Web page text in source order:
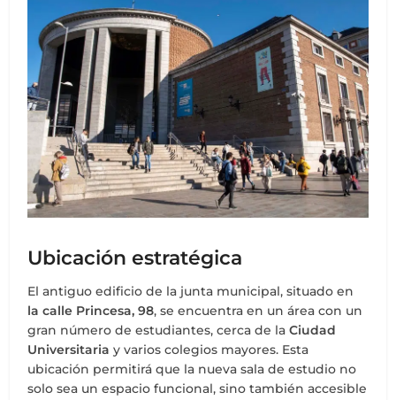
Ubicación estratégica
El antiguo edificio de la junta municipal, situado en
la calle Princesa, 98, se encuentra en un área con un
gran número de estudiantes, cerca de laCiudad
Universitaria y varios colegios mayores. Esta
ubicación permitirá que la nueva sala de estudio no
solo sea un espacio funcional, sino también accesible